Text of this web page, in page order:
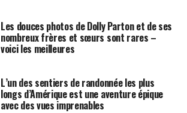
Les douces photos de Dolly Parton et de ses
nombreux frères et sœurs sont rares –
voici les meilleures
L’un des sentiers de randonnée les plus
longs d’Amérique est une aventure épique
avec des vues imprenables